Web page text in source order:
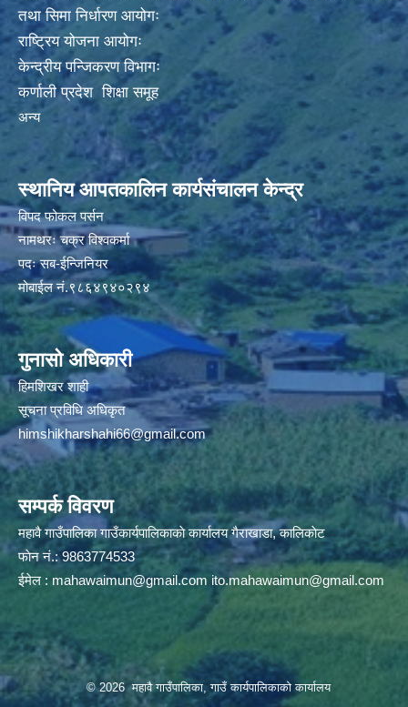
तथा सिमा निर्धारण आयोगः
राष्ट्रिय योजना आयोगः
केन्द्रीय पन्जिकरण विभागः
कर्णाली प्रदेश शिक्षा समूह
अन्य
स्थानिय आपतकालिन कार्यसंचालन केन्द्र
विपद फोकल पर्सन
नामथरः चक्र विश्वकर्मा
पदः सब-ईन्जिनियर
मोबाईल नं.९८६४९४०२९४
गुनासो अधिकारी
हिमशिखर शाही
सूचना प्रविधि अधिकृत
himshikharshahi66@gmail.com
सम्पर्क विवरण
महावै गाउँपालिका गाउँकार्यपालिकाकाे कार्यालय गैराखाडा, कालिकाेट
फाेन नं.: 9863774533
ईमेल : mahawaimun@gmail.com ito.mahawaimun@gmail.com
© 2026 महावै गाउँपालिका, गाउँ कार्यपालिकाको कार्यालय